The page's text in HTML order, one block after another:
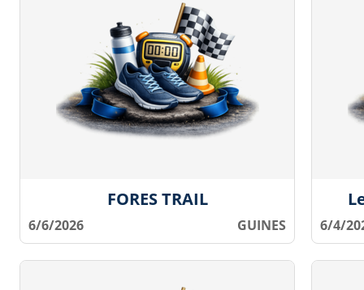
FORES TRAIL
6/6/2026 GUINES 6/4/